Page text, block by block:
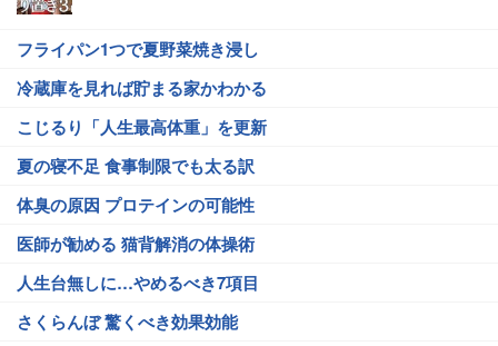
フライパン1つで夏野菜焼き浸し
冷蔵庫を見れば貯まる家かわかる
こじるり「人生最高体重」を更新
夏の寝不足 食事制限でも太る訳
体臭の原因 プロテインの可能性
医師が勧める 猫背解消の体操術
人生台無しに…やめるべき7項目
さくらんぼ 驚くべき効果効能